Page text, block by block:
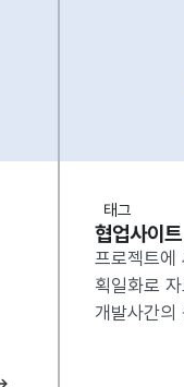
태그
협업사이트
프로젝트에
획일화로
개발사간의